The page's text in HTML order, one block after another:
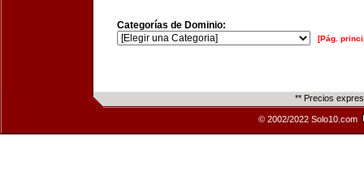
Categorías de Dominio:
[Pág.
** Precios
© 2002/2022 Solo10.com